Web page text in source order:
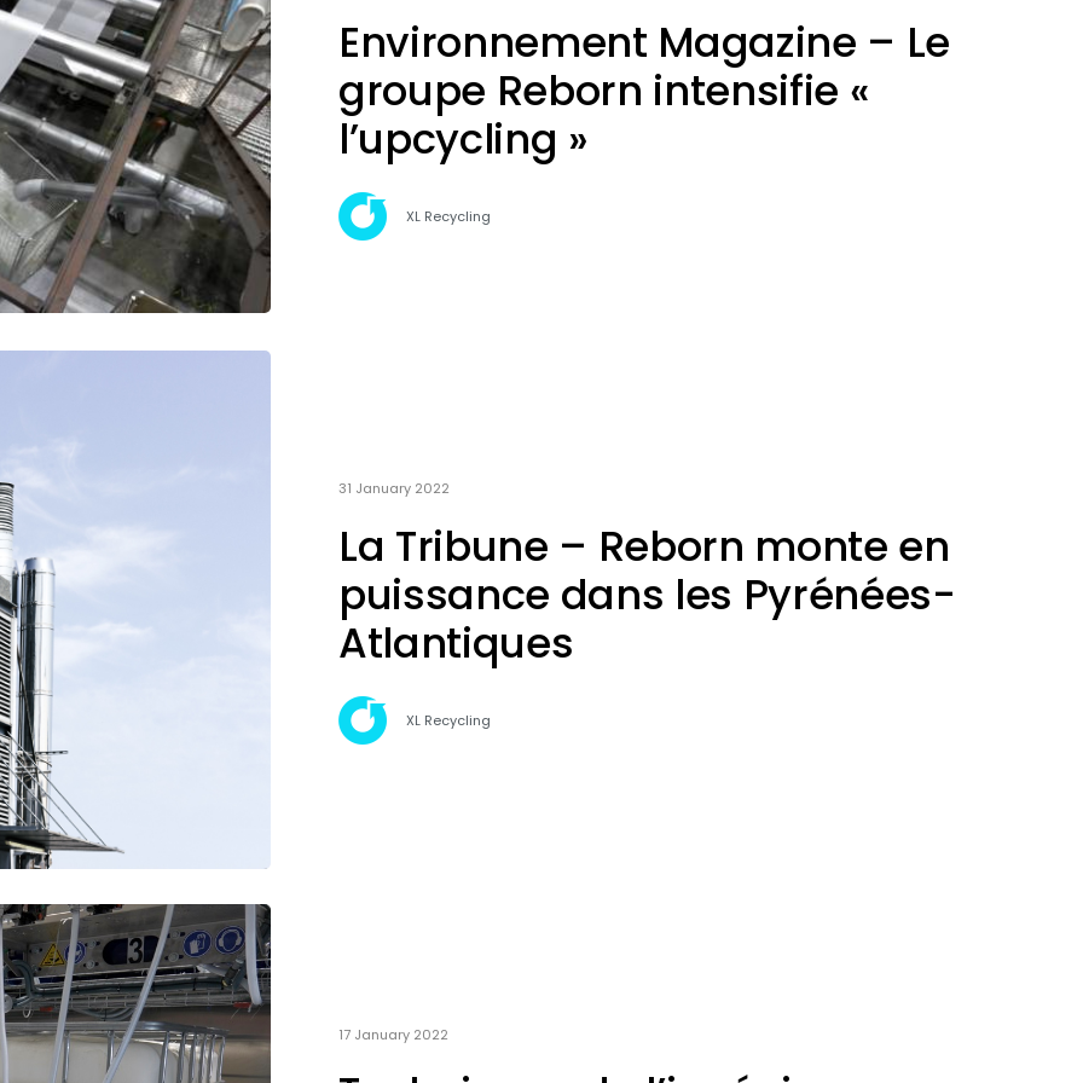
Environnement Magazine – Le
groupe Reborn intensifie «
l’upcycling »
XL Recycling
31 January 2022
La Tribune – Reborn monte en
puissance dans les Pyrénées-
Atlantiques
XL Recycling
17 January 2022